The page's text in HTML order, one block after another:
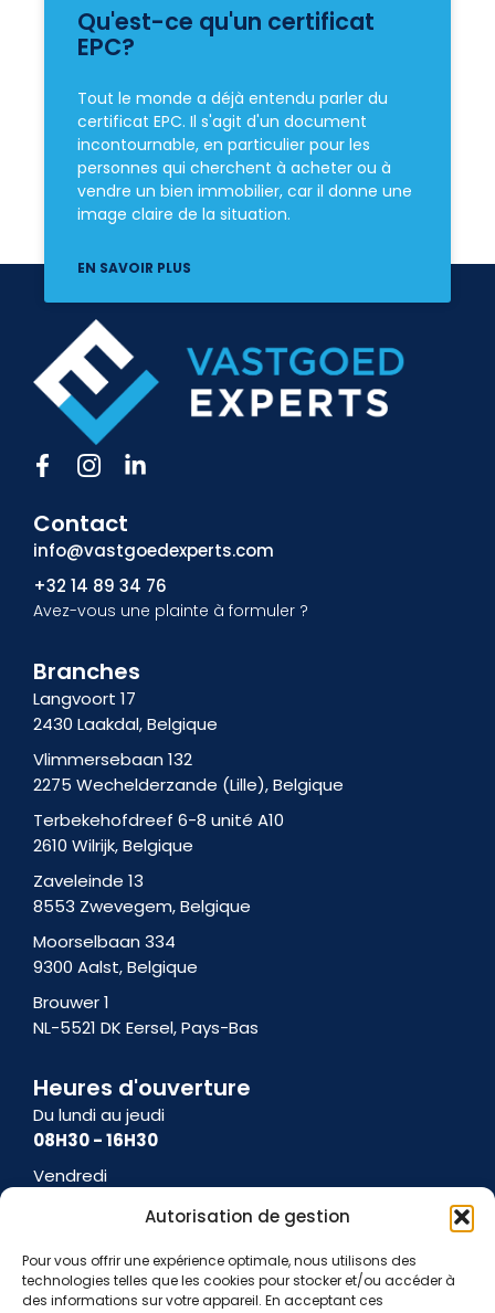
Autorisation de gestion
Pour vous offrir une expérience optimale, nous utilisons des
technologies telles que les cookies pour stocker et/ou accéder à
des informations sur votre appareil. En acceptant ces
Qu'est-ce qu'un certificat
EPC?
Tout le monde a déjà entendu parler du
certificat EPC. Il s'agit d'un document
incontournable, en particulier pour les
personnes qui cherchent à acheter ou à
vendre un bien immobilier, car il donne une
image claire de la situation.
EN SAVOIR PLUS
F
a
e
b
o
o
k
I
c
n
e
-
n
t
a
g
r
a
m
1
L
i
e
d
i
n
i
n
Contact
info@vastgoedexperts.com
+32 14 89 34 76
Avez-vous une plainte à formuler ?
Branches
Langvoort 17
2430 Laakdal, Belgique
Vlimmersebaan 132
2275 Wechelderzande (Lille), Belgique
Terbekehofdreef 6-8 unité A10
2610 Wilrijk, Belgique
Zaveleinde 13
8553 Zwevegem, Belgique
Moorselbaan 334
9300 Aalst, Belgique
Brouwer 1
NL-5521 DK Eersel, Pays-Bas
Heures d'ouverture
Du lundi au jeudi
08H30 - 16H30
Vendredi
Conditions générales d'utilisation Conditions d'utilisation